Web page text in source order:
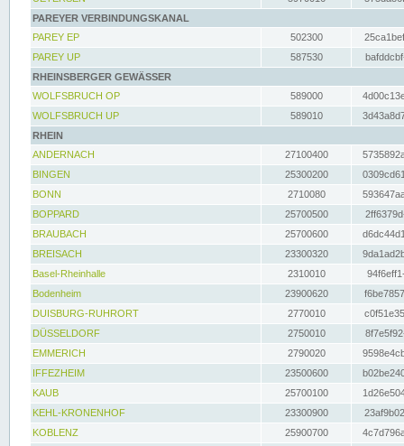
PAREYER VERBINDUNGSKANAL
PAREY EP
502300
PAREY UP
587530
RHEINSBERGER GEWÄSSER
WOLFSBRUCH OP
589000
WOLFSBRUCH UP
589010
RHEIN
ANDERNACH
27100400
BINGEN
25300200
BONN
2710080
BOPPARD
25700500
BRAUBACH
25700600
BREISACH
23300320
Basel-Rheinhalle
2310010
Bodenheim
23900620
DUISBURG-RUHRORT
2770010
DÜSSELDORF
2750010
EMMERICH
2790020
IFFEZHEIM
23500600
KAUB
25700100
KEHL-KRONENHOF
23300900
KOBLENZ
25900700